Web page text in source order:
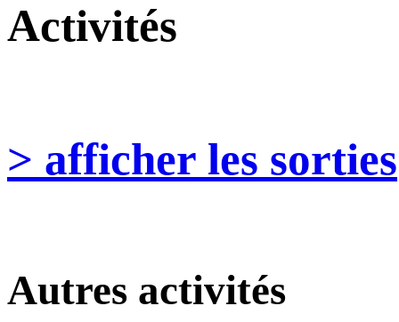
Activités
> afficher les sorties
Autres activités